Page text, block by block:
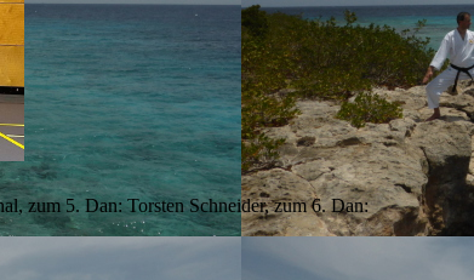
zum 5. Dan: Torsten Schneider, zum 6. Dan: